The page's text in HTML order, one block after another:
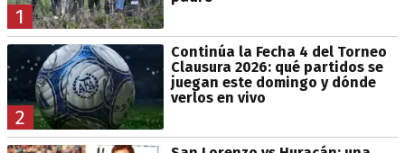
1
2
Continúa la Fecha 4 del Torneo
Clausura 2026: qué partidos se
juegan este domingo y dónde
verlos en vivo